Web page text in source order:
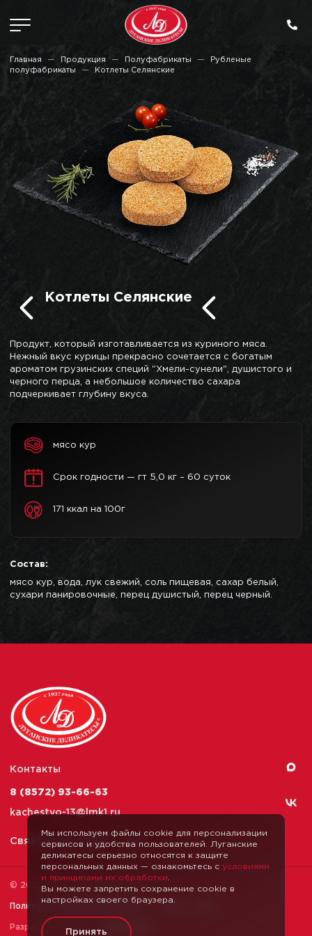
Мы используем файлы cookie для персонализации
сервисов и удобства пользователей. Луганские
деликатесы серьезно относятся к защите
персональных данных — ознакомьтесь с условиями
и принципами их обработки
Вы можете запретить сохранение cookie в
настройках своего браузера.
Принять
Главная Продукция Полуфабрикаты
Рубленые
полуфабрикаты
Котлеты Селянские
Котлеты Селянские
Продукт, который изготавливается из куриного мяса.
Нежный вкус курицы прекрасно сочетается с богатым
ароматом грузинских специй "Хмели-сунели", душистого и
черного перца, а небольшое количество сахара
подчеркивает глубину вкуса.
мясо кур
Срок годности — гт 5,0 кг – 60 суток
171 ккал на 100г
Состав:
мясо кур, вода, лук свежий, соль пищевая, сахар белый,
сухари панировочные, перец душистый, перец черный.
Контакты
8 (8572) 93-66-63
kachestvo-13@lmk1.ru
Связаться с нами
© 2026 Луганские Деликатесы
Политика конфиденциальности Карта сайта
Разработка сайта — Webformula